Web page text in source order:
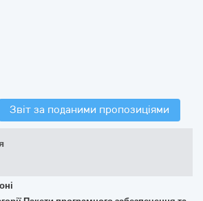
Звіт за поданими пропозиціями